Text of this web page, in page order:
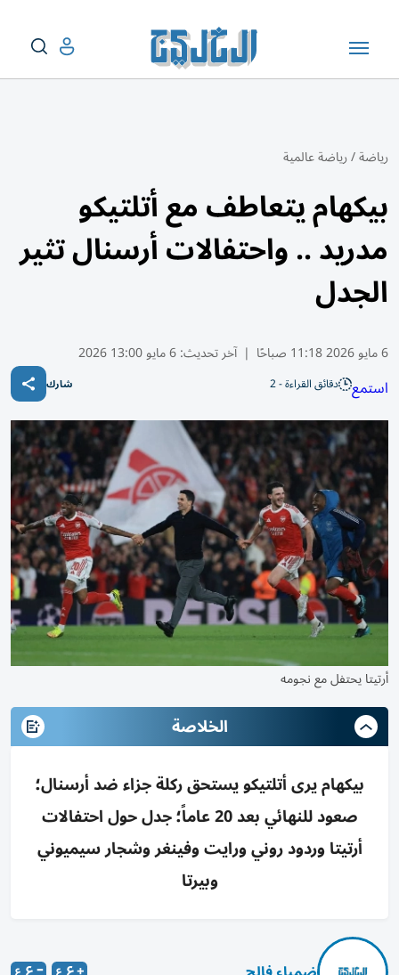
رياضة/رياضة عالمية
بيكهام يتعاطف مع أتلتيكو
مدريد .. واحتفالات أرسنال تثير
الجدل
6 مايو 2026 11:18 صباحًا | آخر تحديث:6 مايو 13:00 2026
استمع دقائق القراءة - 2 شارك
أرتيتا يحتفل مع نجومه
الخلاصة
بيكهام يرى أتلتيكو يستحق ركلة جزاء ضد أرسنال؛
صعود للنهائي بعد 20 عاماً؛ جدل حول احتفالات
أرتيتا وردود روني ورايت وفينغر وشجار سيميوني
وبيرتا